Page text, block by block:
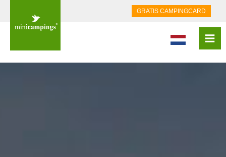
GRATIS CAMPINGCARD